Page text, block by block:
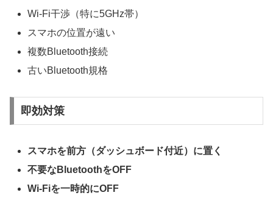
Wi-Fi干渉（特に5GHz帯）
スマホの位置が遠い
複数Bluetooth接続
古いBluetooth規格
即効対策
スマホを前方（ダッシュボード付近）に置く
不要なBluetoothをOFF
Wi-Fiを一時的にOFF